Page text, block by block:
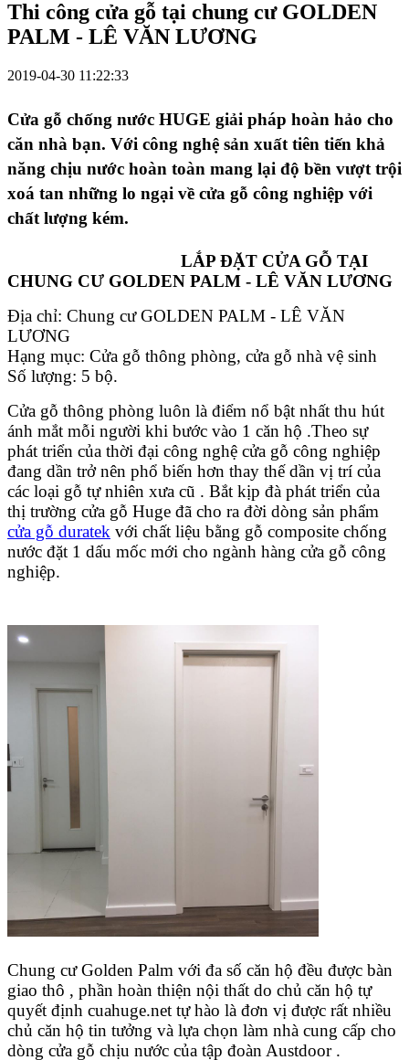
Thi công cửa gỗ tại chung cư GOLDEN
PALM - LÊ VĂN LƯƠNG
2019-04-30 11:22:33
Cửa gỗ chống nước HUGE giải pháp hoàn hảo cho
căn nhà bạn. Với công nghệ sản xuất tiên tiến khả
năng chịu nước hoàn toàn mang lại độ bền vượt trội
xoá tan những lo ngại về cửa gỗ công nghiệp với
chất lượng kém.
LẮP ĐẶT CỬA GỖ TẠI
CHUNG CƯ GOLDEN PALM - LÊ VĂN LƯƠNG
Địa chỉ: Chung cư GOLDEN PALM - LÊ VĂN
LƯƠNG
Hạng mục: Cửa gỗ thông phòng, cửa gỗ nhà vệ sinh
Số lượng: 5 bộ.
Cửa gỗ thông phòng luôn là điểm nổ bật nhất thu hút
ánh mắt mỗi người khi bước vào 1 căn hộ .Theo sự
phát triển của thời đại công nghệ cửa gỗ công nghiệp
đang dần trở nên phổ biến hơn thay thế dần vị trí của
các loại gỗ tự nhiên xưa cũ . Bắt kịp đà phát triển của
thị trường cửa gỗ Huge đã cho ra đời dòng sản phẩm
cửa gỗ duratek với chất liệu bằng gỗ composite chống
nước đặt 1 dấu mốc mới cho ngành hàng cửa gỗ công
nghiệp.
Chung cư Golden Palm với đa số căn hộ đều được bàn
giao thô , phần hoàn thiện nội thất do chủ căn hộ tự
quyết định cuahuge.net tự hào là đơn vị được rất nhiều
chủ căn hộ tin tưởng và lựa chọn làm nhà cung cấp cho
dòng cửa gỗ chịu nước của tập đoàn Austdoor .